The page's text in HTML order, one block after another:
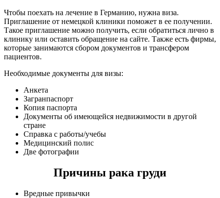
Чтобы поехать на лечение в Германию, нужна виза.
Приглашение от немецкой клиники поможет в ее получении.
Такое приглашение можно получить, если обратиться лично в
клинику или оставить обращение на сайте. Также есть фирмы,
которые занимаются сбором документов и трансфером
пациентов.
Необходимые документы для визы:
Анкета
Загранпаспорт
Копия паспорта
Документы об имеющейся недвижимости в другой
стране
Справка с работы/учебы
Медицинский полис
Две фотографии
Причины рака груди
Вредные привычки